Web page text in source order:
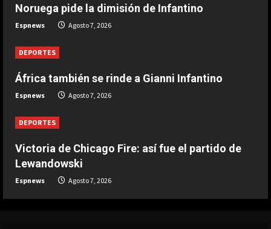
Ivan Toney, acusado de agresión en
una discoteca
DEPORTES
Infantino respira: Argentina le da su
DEPORTES
partido de Lewandowski
Agosto 7, 2026
Noruega pide la dimisión de Infantino
Espnews Agosto 7, 2026
DEPORTES
África también se rinde a Gianni Infantino
Espnews Agosto 7, 2026
DEPORTES
Victoria de Chicago Fire: así fue el partido de
Lewandowski
Espnews Agosto 7, 2026